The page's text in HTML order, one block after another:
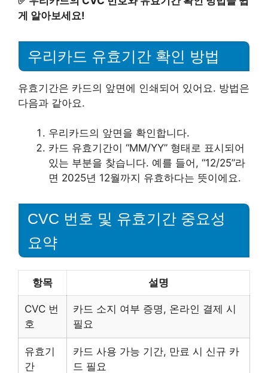
게 알아보세요!
우리카드 유효기간 확인 방법
유효기간은 카드의 앞면에 인쇄되어 있어요. 방법은
다음과 같아요.
우리카드의 앞면을 확인합니다.
카드 유효기간이 “MM/YY” 형태로 표시되어
있는 부분을 찾습니다. 예를 들어, “12/25”라
면 2025년 12월까지 유효하다는 뜻이에요.
CVC 번호 및 유효기간 중요성
요약
항목 설명
CVC 번
호
카드 소지 여부 증명, 온라인 결제 시
필요
유효기
간
카드 사용 가능 기간, 만료 시 신규 카
드 필요